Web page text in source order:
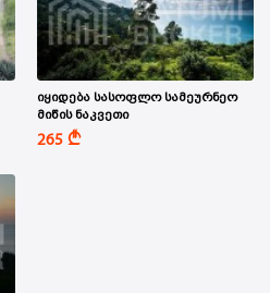
იყიდება სასოფლო სამეურნეო
მიწის ნაკვეთი
265 A